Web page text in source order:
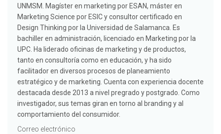
UNMSM. Magíster en marketing por ESAN, máster en
Marketing Science por ESIC y consultor certificado en
Design Thinking por la Universidad de Salamanca. Es
bachiller en administración, licenciado en Marketing por la
UPC. Ha liderado oficinas de marketing y de productos,
tanto en consultoría como en educación, y ha sido
facilitador en diversos procesos de planeamiento
estratégico y de marketing. Cuenta con experiencia docente
destacada desde 2013 a nivel pregrado y postgrado. Como
investigador, sus temas giran en torno al branding y al
comportamiento del consumidor.
Correo electrónico